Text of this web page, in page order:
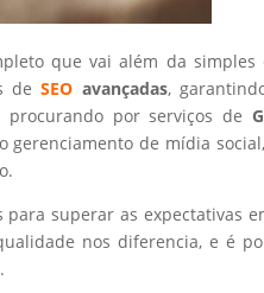
que vai além da
deSEO avançadas,
procurando por serviços de
gerenciamento de mídia social,
superar as expectativas
nos diferencia, e é
.